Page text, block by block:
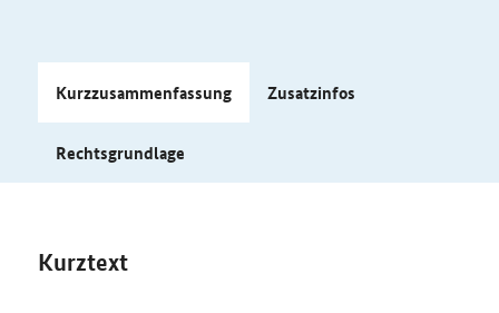
Kurzzusammenfassung Zusatzinfos
Rechtsgrundlage
Kurztext